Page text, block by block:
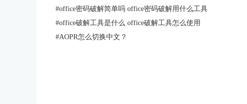
#office密码破解简单吗 office密码破解用什么工具
#office破解工具是什么 office破解工具怎么使用
#AOPR怎么切换中文？